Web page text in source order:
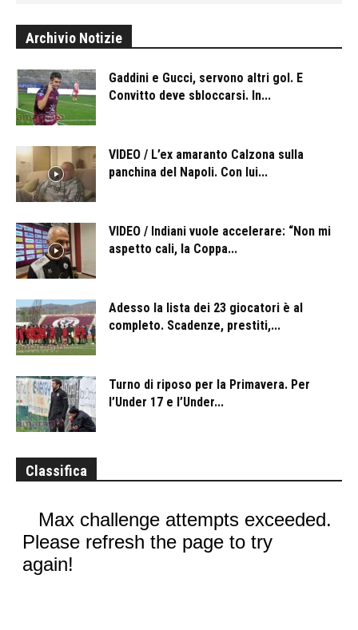
Archivio Notizie
Gaddini e Gucci, servono altri gol. E
Convitto deve sbloccarsi. In...
VIDEO / L’ex amaranto Calzona sulla
panchina del Napoli. Con lui...
VIDEO / Indiani vuole accelerare: “Non mi
aspetto cali, la Coppa...
Adesso la lista dei 23 giocatori è al
completo. Scadenze, prestiti,...
Turno di riposo per la Primavera. Per
l’Under 17 e l’Under...
Classifica